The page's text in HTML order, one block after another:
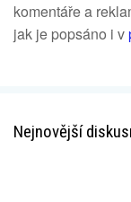
komentáře a
jak je popsáno i v
Nejnovější